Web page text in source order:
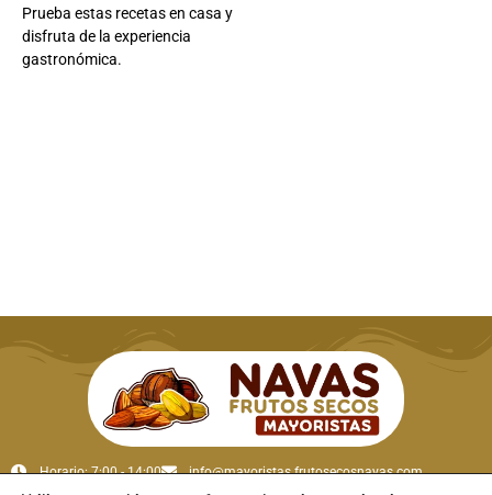
Prueba estas recetas en casa y
disfruta de la experiencia
gastronómica.
Horario: 7:00 - 14:00 info@mayoristas.frutosecosnavas.com